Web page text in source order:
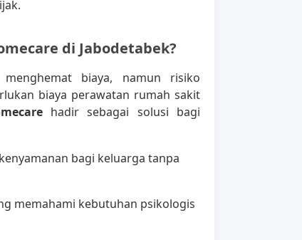
di Jabodetabek?
biaya, namun risiko
biaya perawatan rumah sakit
hadir sebagai solusi bagi
bagi keluarga tanpa
memahami kebutuhan psikologis